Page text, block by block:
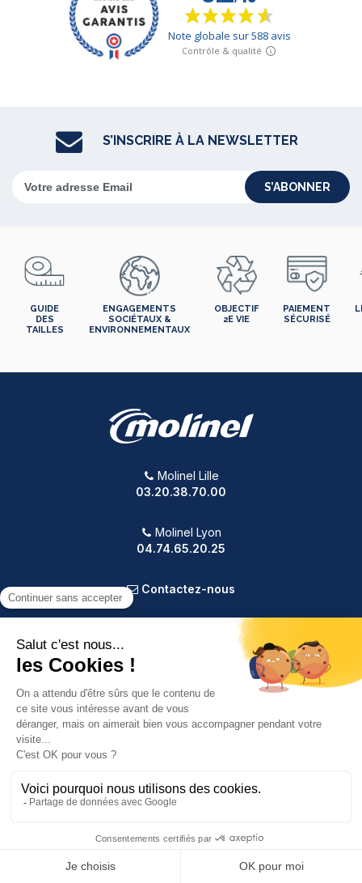
S’INSCRIRE À LA NEWSLETTER
S’ABONNER
GUIDE
DES
TAILLES
ENGAGEMENTS
SOCIÉTAUX &
ENVIRONNEMENTAUX
OBJECTIF
2E VIE
PAIEMENT
SÉCURISÉ
Molinel Lille
03.20.38.70.00
Molinel Lyon
04.74.65.20.25
Contactez-nous
PRODUITS
VOTRE COMPTE
INFORMATIONS
Copyright © 2025 Molinel. Tout droit réservé.